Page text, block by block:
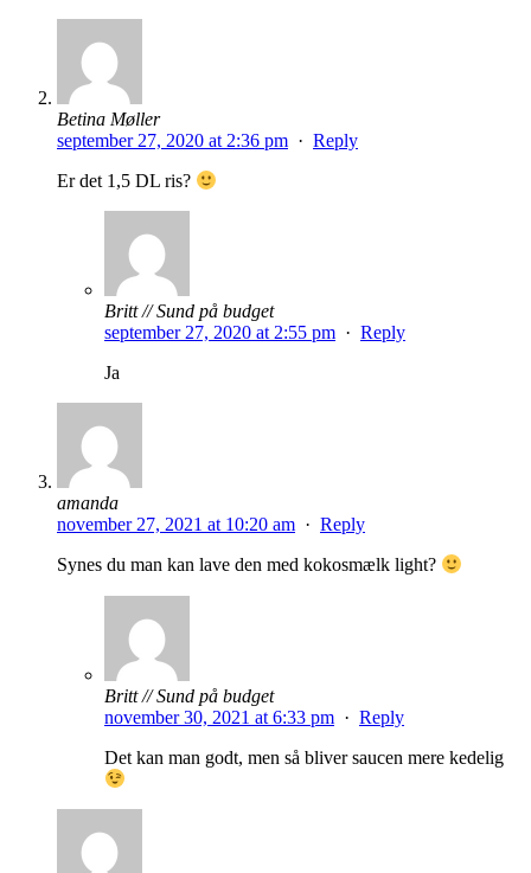
Betina Møller
september 27, 2020 at 2:36 pm · Reply
Er det 1,5 DL ris?
Britt // Sund på budget
september 27, 2020 at 2:55 pm · Reply
Ja
amanda
november 27, 2021 at 10:20 am · Reply
Synes du man kan lave den med kokosmælk light?
Britt // Sund på budget
november 30, 2021 at 6:33 pm · Reply
Det kan man godt, men så bliver saucen mere kedelig